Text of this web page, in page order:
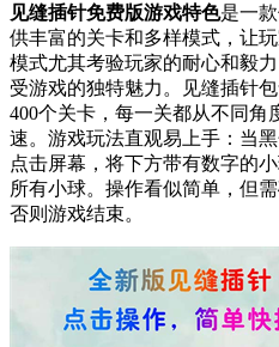
见缝插针免费版游戏特色是一
供丰富的关卡和多样模式，让
模式尤其考验玩家的耐心和毅
受游戏的独特魅力。见缝插针
400个关卡，每一关都从不同角
速。游戏玩法直观易上手：当
点击屏幕，将下方带有数字的
所有小球。操作看似简单，但
否则游戏结束。